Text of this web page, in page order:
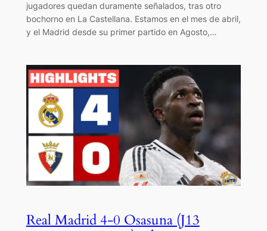
jugadores quedan duramente señalados, tras otro
bochorno en La Castellana. Estamos en el mes de abril,
y el Madrid desde su primer partido en Agosto,…
Real Madrid 4-0 Osasuna (J13